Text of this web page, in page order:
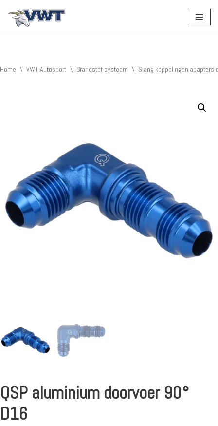
Home \ VWT Autosport \ Brandstof systeem \ Slang koppelingen adapters
QSP aluminium doorvoer 90°
D16